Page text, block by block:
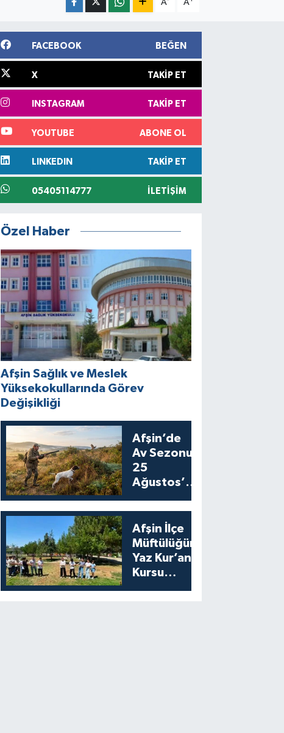
A A
FACEBOOK BEĞEN
X TAKIP ET
INSTAGRAM TAKIP ET
YOUTUBE ABONE OL
LINKEDIN TAKIP ET
05405114777 İLETIŞIM
Özel Haber
Afşin Sağlık ve Meslek
Yüksekokullarında Görev
Değişikliği
Afşin’de
Av Sezonu
25
Ağustos’ta
Avıyla
Açılıyor
Afşin İlçe
Müftülüğünden
Yaz Kur’an
Kursu